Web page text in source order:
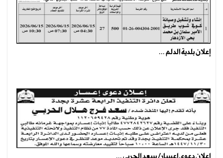
إعلان بلدية الدلم ...
إعلان دعوى إعسار/ سعد الحربي ...